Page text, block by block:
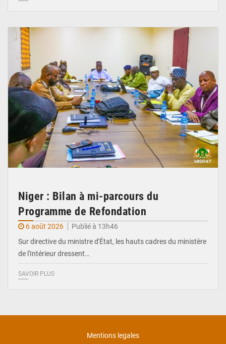
Niger : Bilan à mi-parcours du
Programme de Refondation
6 août 2026
Publié à 13h46
Sur directive du ministre d'État, les hauts cadres du ministère
de l'Intérieur dressent…
SAVOIR PLUS
Mentions legales